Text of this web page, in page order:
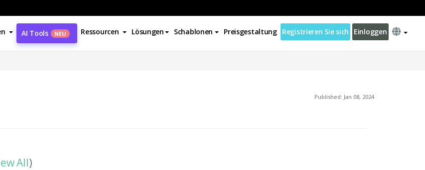
AI Tools NEU Ressourcen Lösungen Schablonen Preisgestaltung Registrieren Sie sich Einloggen
Published: Jan 08, 2024
All)